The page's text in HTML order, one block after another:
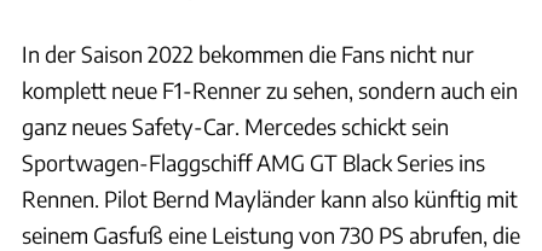
In der Saison 2022 bekommen die Fans nicht nur
komplett neue F1-Renner zu sehen, sondern auch ein
ganz neues Safety-Car. Mercedes schickt sein
Sportwagen-Flaggschiff AMG GT Black Series ins
Rennen. Pilot Bernd Mayländer kann also künftig mit
seinem Gasfuß eine Leistung von 730 PS abrufen, die